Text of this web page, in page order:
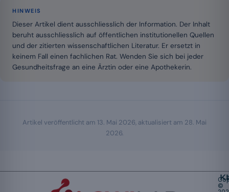
HINWEIS
Dieser Artikel dient ausschliesslich der Information. Der Inhalt
beruht ausschliesslich auf öffentlichen institutionellen Quellen
und der zitierten wissenschaftlichen Literatur. Er ersetzt in
keinem Fall einen fachlichen Rat. Wenden Sie sich bei jeder
Gesundheitsfrage an eine Ärztin oder eine Apothekerin.
Artikel veröffentlicht am 13. Mai 2026, aktualisiert am 28. Mai
2026.
©